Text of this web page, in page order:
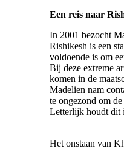
Een reis naar
In 2001 bezocht
Rishikesh is een
voldoende is om
Bij deze extreme
komen in de
Madelien nam
te ongezond om
Letterlijk houdt dit
Het onstaan van